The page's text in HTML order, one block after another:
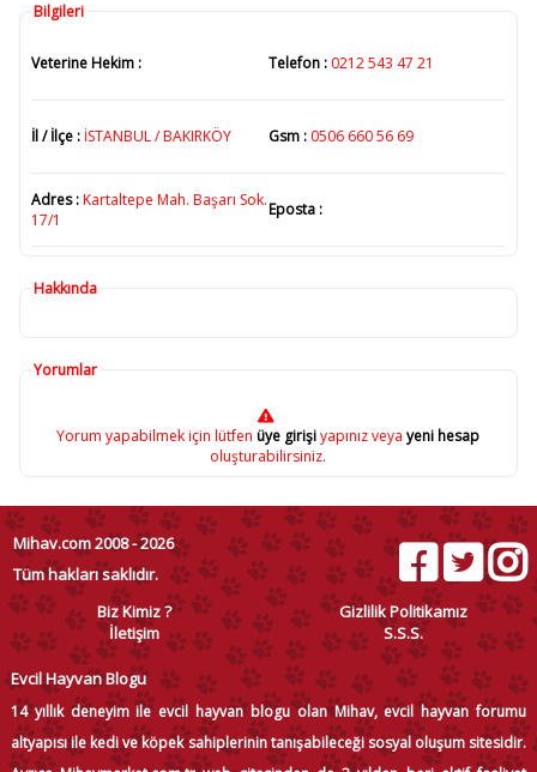
Bilgileri
Veterine Hekim : Telefon : 0212 543 47 21
İl / İlçe : İSTANBUL / BAKIRKÖY Gsm : 0506 660 56 69
Adres :Kartaltepe Mah. Başarı Sok.
17/1
Eposta :
Hakkında
Yorumlar
Yorum yapabilmek için lütfen üye girişiyapınız veya yeni hesap
oluşturabilirsiniz.
Mihav.com 2008 - 2026
Tüm hakları saklıdır.
Biz Kimiz ?
Gizlilik Politikamız
İletişim
S.S.S.
Evcil Hayvan Blogu
14 yıllık deneyim ile evcil hayvan blogu olan Mihav, evcil hayvan forumu
altyapısı ile kedi ve köpek sahiplerinin tanışabileceği sosyal oluşum sitesidir.